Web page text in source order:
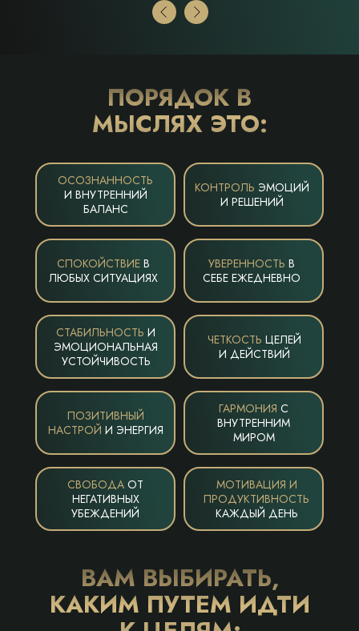
ОСОЗНАННОСТЬ
И ВНУТРЕННИЙ
БАЛАНС
ПОРЯДОК В
МЫСЛЯХ ЭТО:
УВЕРЕННОСТЬ В
СЕБЕ ЕЖЕДНЕВНО
КОНТРОЛЬ ЭМОЦИЙ
И РЕШЕНИЙ
СТАБИЛЬНОСТЬ И
ЭМОЦИОНАЛЬНАЯ
УСТОЙЧИВОСТЬ
СПОКОЙСТВИЕ В
ЛЮБЫХ СИТУАЦИЯХ
ЧЕТКОСТЬ ЦЕЛЕЙ
И ДЕЙСТВИЙ
ПОЗИТИВНЫЙ
НАСТРОЙ И ЭНЕРГИЯ
ГАРМОНИЯ С
ВНУТРЕННИМ
МИРОМ
СВОБОДА ОТ
НЕГАТИВНЫХ
УБЕЖДЕНИЙ
МОТИВАЦИЯ И
ПРОДУКТИВНОСТЬ
КАЖДЫЙ ДЕНЬ
ВАМ ВЫБИРАТЬ,
КАКИМ ПУТЕМ ИДТИ